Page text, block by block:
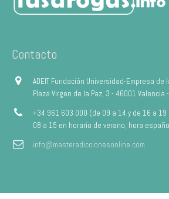
Contacto
ADEIT Fundación Universidad-Empresa
Plaza Virgen de la Paz, 3 - 46001 Valencia
+34 961 603 000 (de 09 a 14 y de 16 a
08 a 15 en horario de verano, hora
info@masteradiccionesonline.com